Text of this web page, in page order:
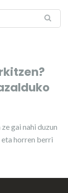
gai nahi duzun
horren berri